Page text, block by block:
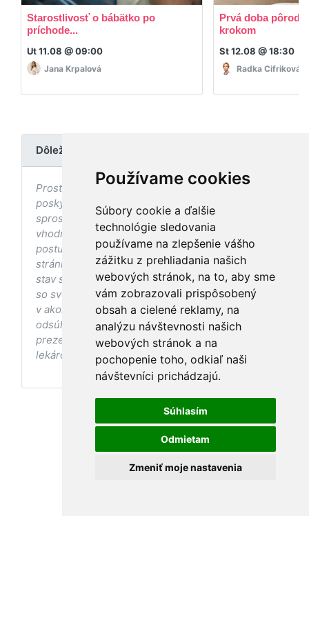
Používame cookies
Súbory cookie a ďalšie
technológie sledovania
používame na zlepšenie vášho
zážitku z prehliadania našich
webových stránok, na to, aby sme
vám zobrazovali prispôsobený
obsah a cielené reklamy, na
analýzu návštevnosti našich
webových stránok a na
pochopenie toho, odkiaľ naši
návštevníci prichádzajú.
Súhlasím
Odmietam
Zmeniť moje nastavenia
Starostlivosť o bábätko po
príchode...
Ut 11.08 @ 09:00
Jana Krpalová
Prvá doba
krokom
St 12.08 @ 18:30
Radka Cifriková
Dôležité upozornenie
Prostredníctvom stránky nedochádza k
poskytovaniu zdravotnej starostlivosti, ani k jej
sprostredkovaniu, ani k jej nahrádzaniu. O
vhodných postupoch v oblasti zdravia, vhodnosti
postupov a odporúčaní prezentovaných na
stránke s ohľadom na Váš zdravotný
stav sa pred ich aplikáciou vždy vopred poraďte
so svojím ošetrujúcim lekárom, a to najmä ak ste
v akomkoľvek štádiu tehotenstva. Bez
odsúhlasenia postupov a odporúčaní
prezentovaných na stránke Vaším ošetrujúcim
lekárom tieto postupy a odporúčania neaplikujte.